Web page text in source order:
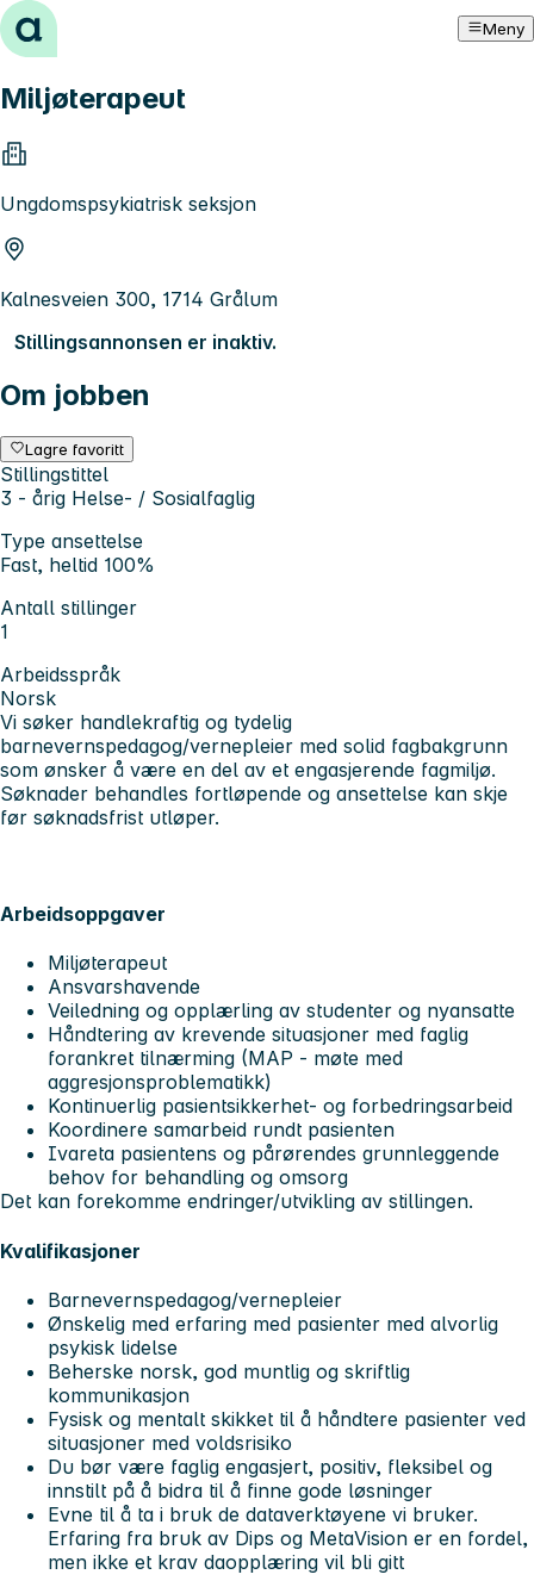
Hopp til innhold Meny
Miljøterapeut
Ungdomspsykiatrisk seksjon
Kalnesveien 300, 1714 Grålum
Stillingsannonsen er inaktiv.
Om jobben
Lagre favoritt
Stillingstittel
3 - årig Helse- / Sosialfaglig
Type ansettelse
Fast, heltid 100%
Antall stillinger
1
Arbeidsspråk
Norsk
Vi søker handlekraftig og tydelig
barnevernspedagog/vernepleier med solid fagbakgrunn
som ønsker å være en del av et engasjerende fagmiljø.
Søknader behandles fortløpende og ansettelse kan skje
før søknadsfrist utløper.
Arbeidsoppgaver
Miljøterapeut
Ansvarshavende
Veiledning og opplærling av studenter og nyansatte
Håndtering av krevende situasjoner med faglig
forankret tilnærming (MAP - møte med
aggresjonsproblematikk)
Kontinuerlig pasientsikkerhet- og forbedringsarbeid
Koordinere samarbeid rundt pasienten
Ivareta pasientens og pårørendes grunnleggende
behov for behandling og omsorg
Det kan forekomme endringer/utvikling av stillingen.
Kvalifikasjoner
Barnevernspedagog/vernepleier
Ønskelig med erfaring med pasienter med alvorlig
psykisk lidelse
Beherske norsk, god muntlig og skriftlig
kommunikasjon
Fysisk og mentalt skikket til å håndtere pasienter ved
situasjoner med voldsrisiko
Du bør være faglig engasjert, positiv, fleksibel og
innstilt på å bidra til å finne gode løsninger
Evne til å ta i bruk de dataverktøyene vi bruker.
Erfaring fra bruk av Dips og MetaVision er en fordel,
men ikke et krav daopplæring vil bli gitt